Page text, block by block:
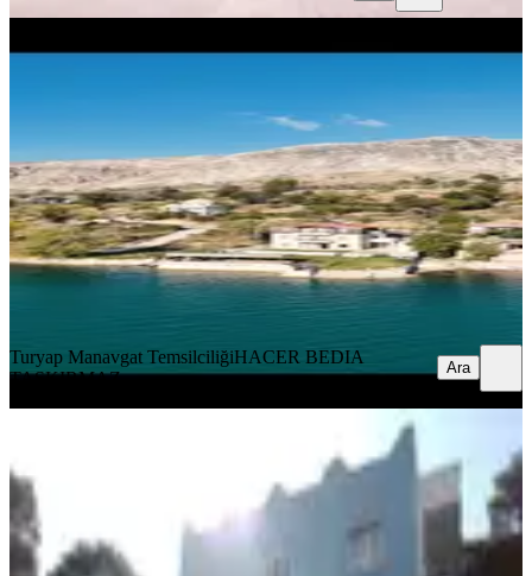
Manavgat Oymapınar Da Göl
Manavgat, Güzelyalı Mahallesi
25.04.2025
14.500.000 ₺15.000.000 ₺
Turyap Manavgat TemsilciliğiHACER BEDIA TAŞKIRMAZ
Turyap Manavgat TemsilciliğiHACER BEDIA
TAŞKIRMAZ
Ara
Antalya Kaş Patara'da Satılık
Kaş, Gelemiş Mahallesi